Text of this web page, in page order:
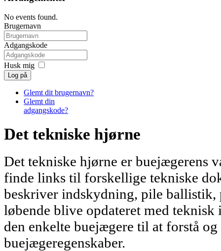
No events found.
Brugernavn
Adgangskode
Husk mig
Log på
Glemt dit brugernavn?
Glemt din
adgangskode?
Det tekniske hjørne
Det tekniske hjørne er buejægerens
finde links til forskellige tekniske
beskriver indskydning, pile ballistik,
løbende blive opdateret med
den enkelte buejægere til at forstå
buejægeregenskaber.